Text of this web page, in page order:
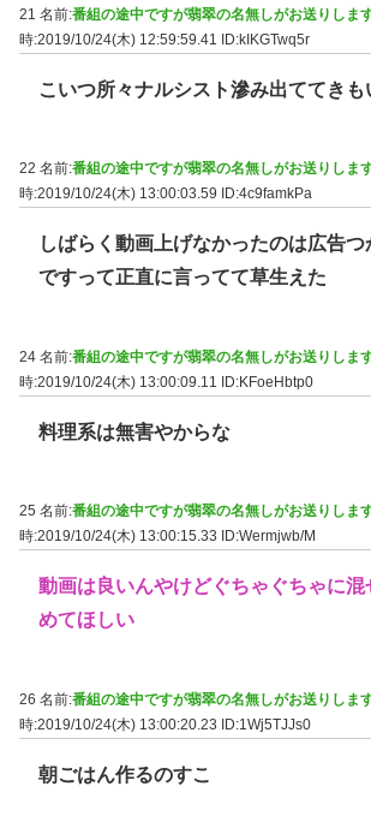
21 名前:番組の途中ですが翡翠の名無しがお送りしま
時:2019/10/24(木) 12:59:59.41 ID:kIKGTwq5r
こいつ所々ナルシスト滲み出ててきも
22 名前:番組の途中ですが翡翠の名無しがお送りしま
時:2019/10/24(木) 13:00:03.59
ID:4c9famkPa
しばらく動画上げなかったのは広告つ
ですって正直に言ってて草生えた
24 名前:番組の途中ですが翡翠の名無しがお送りしま
時:2019/10/24(木) 13:00:09.11 ID:KFoeHbtp0
料理系は無害やからな
25 名前:番組の途中ですが翡翠の名無しがお送りしま
時:2019/10/24(木) 13:00:15.33
ID:Wermjwb/M
動画は良いんやけどぐちゃぐちゃに
めてほしい
26 名前:番組の途中ですが翡翠の名無しがお送りしま
時:2019/10/24(木) 13:00:20.23 ID:1Wj5TJJs0
朝ごはん作るのすこ